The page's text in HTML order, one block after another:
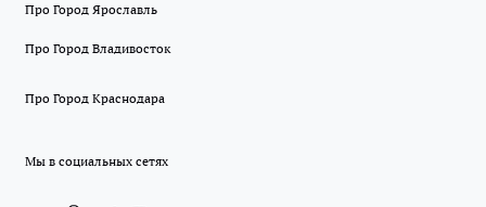
Про Город Ярославль
Про Город Владивосток
Про Город Краснодара
Мы в социальных сетях